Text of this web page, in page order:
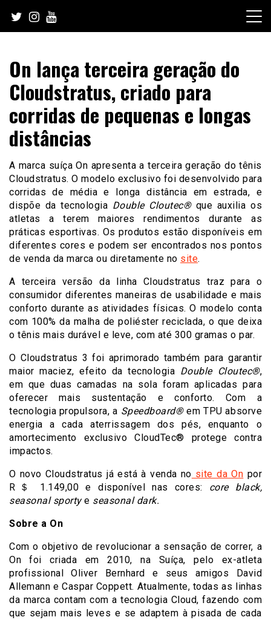
content
On lança terceira geração do
Cloudstratus, criado para
corridas de pequenas e longas
distâncias
A marca suíça On apresenta a terceira geração do tênis
Cloudstratus. O modelo exclusivo foi desenvolvido para
corridas de média e longa distância em estrada, e
dispõe da tecnologia Double Cloutec® que auxilia os
atletas a terem maiores rendimentos durante as
práticas esportivas. Os produtos estão disponíveis em
diferentes cores e podem ser encontrados nos pontos
de venda da marca ou diretamente no site.
A terceira versão da linha Cloudstratus traz para o
consumidor diferentes maneiras de usabilidade e mais
conforto durante as atividades físicas. O modelo conta
com 100% da malha de poliéster reciclada, o que deixa
o tênis mais durável e leve, com até 300 gramas o par.
O Cloudstratus 3 foi aprimorado também para garantir
maior maciez, efeito da tecnologia Double Cloutec®,
em que duas camadas na sola foram aplicadas para
oferecer mais sustentação e conforto. Com a
tecnologia propulsora, a Speedboard®em TPU absorve
energia a cada aterrissagem dos pés, enquanto o
amortecimento exclusivo CloudTec® protege contra
impactos.
O novo Cloudstratus já está à venda no site da On por
R＄ 1.149,00 e disponível nas cores: core black,
seasonal sportye seasonal dark.
Sobre a On
Com o objetivo de revolucionar a sensação de correr, a
On foi criada em 2010, na Suíça, pelo ex-atleta
profissional Oliver Bernhard e seus amigos David
Allemann e Caspar Coppett. Atualmente, todas as linhas
da marca contam com a tecnologia Cloud, fazendo com
que sejam mais leves e se adaptem à pisada de cada